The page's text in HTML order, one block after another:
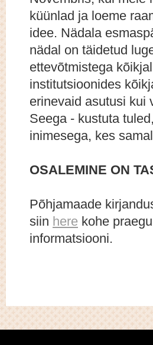
küünlad ja loeme
idee. Nädala
nädal on täidetud
ettevõtmistega
institutsioonides
erinevaid asutusi kui
Seega - kustuta
inimesega, kes
OSALEMINE ON
Põhjamaade
siin here kohe
informatsiooni.